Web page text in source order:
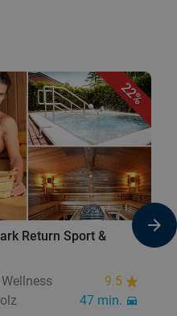
22%
Return Sport &
9.5
47 min.